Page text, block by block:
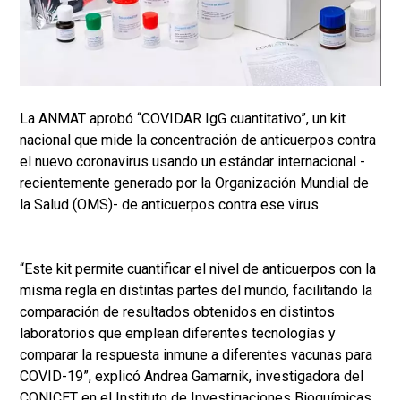
La ANMAT aprobó “COVIDAR IgG cuantitativo”, un kit
nacional que mide la concentración de anticuerpos contra
el nuevo coronavirus usando un estándar internacional -
recientemente generado por la Organización Mundial de
la Salud (OMS)- de anticuerpos contra ese virus.
“Este kit permite cuantificar el nivel de anticuerpos con la
misma regla en distintas partes del mundo, facilitando la
comparación de resultados obtenidos en distintos
laboratorios que emplean diferentes tecnologías y
comparar la respuesta inmune a diferentes vacunas para
COVID-19”, explicó Andrea Gamarnik, investigadora del